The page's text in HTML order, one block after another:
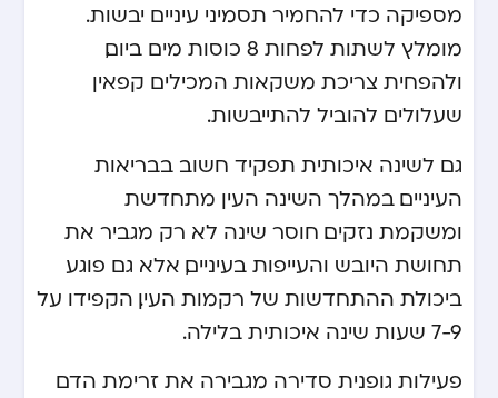
מספיקה כדי להחמיר תסמיני עיניים יבשות.
מומלץ לשתות לפחות 8 כוסות מים ביום,
ולהפחית צריכת משקאות המכילים קפאין
שעלולים להוביל להתייבשות.
גם לשינה איכותית תפקיד חשוב בבריאות
העיניים. במהלך השינה העין מתחדשת
ומשקמת נזקים. חוסר שינה לא רק מגביר את
תחושת היובש והעייפות בעיניים, אלא גם פוגע
ביכולת ההתחדשות של רקמות העין. הקפידו על
7-9 שעות שינה איכותית בלילה.
פעילות גופנית סדירה מגבירה את זרימת הדם